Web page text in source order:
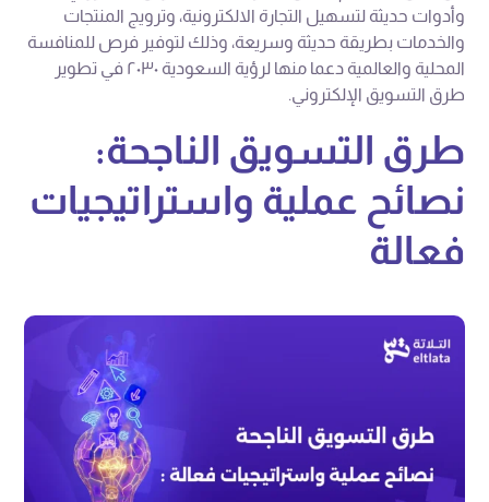
وأدوات حديثة لتسهيل التجارة الالكترونية، وترويج المنتجات
والخدمات بطريقة حديثة وسريعة، وذلك لتوفير فرص للمنافسة
المحلية والعالمية دعما منها لرؤية السعودية ٢٠٣٠ في تطوير
طرق التسويق الإلكتروني.
طرق التسويق الناجحة:
نصائح عملية واستراتيجيات
فعالة